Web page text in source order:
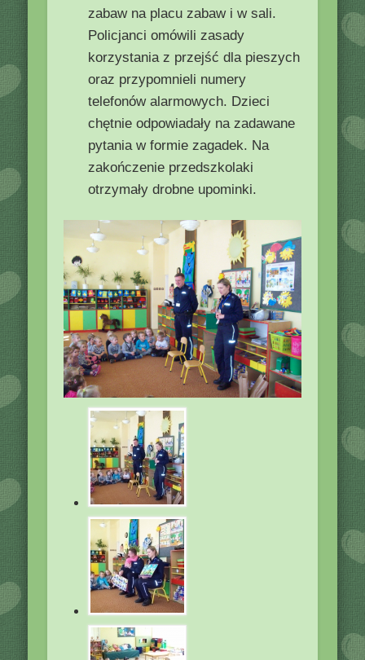
zabaw na placu zabaw i w sali.
Policjanci omówili zasady
korzystania z przejść dla pieszych
oraz przypomnieli numery
telefonów alarmowych. Dzieci
chętnie odpowiadały na zadawane
pytania w formie zagadek. Na
zakończenie przedszkolaki
otrzymały drobne upominki.